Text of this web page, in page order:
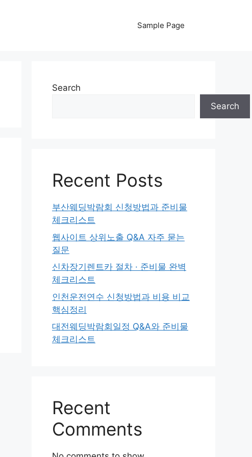
Sample Page
Search
Search
Recent Posts
부산웨딩박람회 신청방법과 준비물
체크리스트
웹사이트 상위노출 Q&A 자주 묻는
질문
신차장기렌트카 절차 · 준비물 완벽
체크리스트
인천운전연수 신청방법과 비용 비교
핵심정리
대전웨딩박람회일정 Q&A와 준비물
체크리스트
Recent
Comments